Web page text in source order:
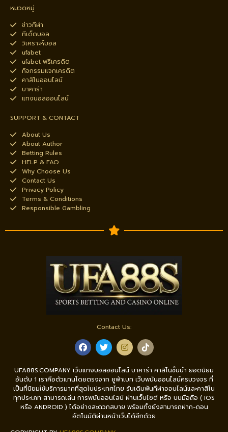
หมวดหมู่
ข่าวกีฬา
ทีเด็ดบอล
วิเคราะห์บอล
ufabet
ufabet ฟรีเครดิต
กิจกรรมแจกเครดิต
คาสิโนออนไลน์
บาคาร่า
แทงบอลออนไลน์
SUPPORT & CONTACT
About Us
About Author
Betting Rules
HELP & FAQ
Why Choose Us
Contact Us
Privacy Policy
Terms & Conditions
Responsible Gambling
Contact Us:
UFA88S.COMPANY เว็บแทงบอลออนไลน์ บาคาร่า คาสิโนชั้นนำ ยอดนิยม
อันดับ 1 เราคือตัวแทนโดยตรงจาก ยูฟ่าเบท เว็บพนันออนไลน์ครบวงจร ที่
เป็นที่นิยมใช้บริการมากที่สุดในประเทศไทย รับเดิมพันกีฬาออนไลน์และคาสิโน
ทุกประเภท สามารถเล่น การพนันออนไลน์ ผ่านเว็บไซต์ หรือ บนมือถือ ( IOS
หรือ ANDROID ) ได้อย่างสะดวกสบาย พร้อมทั้งยังสามารถฝาก-ถอน
อัตโนมัติผ่านหน้าเว็บได้อีกด้วย